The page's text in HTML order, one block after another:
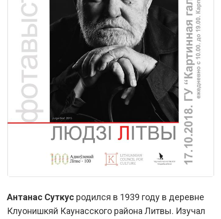
Антанас Суткусродился в 1939 году в деревне
Клуонишкяй Каунасского района Литвы. Изучал